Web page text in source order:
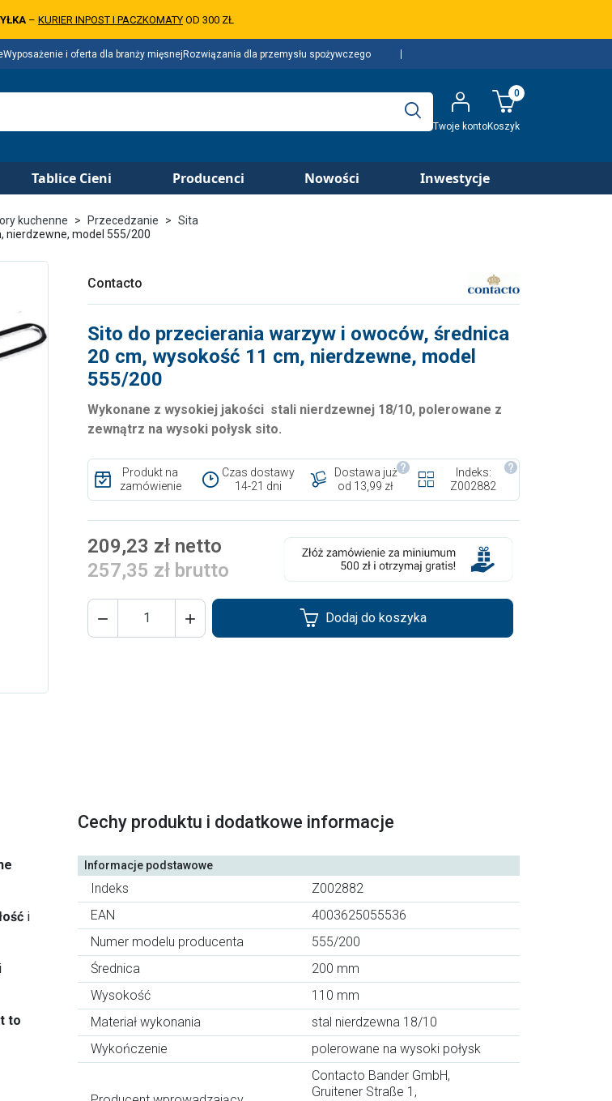
– KURIER INPOST I PACZKOMATY OD 300 ZŁ
Wyposażenie i oferta dla branży mięsnejRozwiązania dla przemysłu spożywczego
Twoje kontoKoszyk
0
Tablice Cieni Producenci Nowości Inwestycje
kuchenne Przecedzanie
Sita
nierdzewne, model 555/200
Contacto
Sito do przecierania warzyw i owoców, średnica
20 cm, wysokość 11 cm, nierdzewne, model
555/200
Wykonane z wysokiej jakości stali nierdzewnej 18/10, polerowane z
zewnątrz na wysoki połysk sito.
Produkt na
zamówienie
Czas dostawy
14-21 dni
Dostawa już
od 13,99 zł
Indeks:
Z002882
209,23 zł netto
257,35 zł brutto
  Dodaj do koszyka
i
i
to
Cechy produktu i dodatkowe informacje
Informacje podstawowe
Indeks
Z002882
EAN
4003625055536
Numer modelu producenta
555/200
Średnica
200 mm
Wysokość
110 mm
Materiał wykonania
stal nierdzewna 18/10
Wykończenie
polerowane na wysoki połysk
Contacto Bander GmbH,
Gruitener Straße 1,